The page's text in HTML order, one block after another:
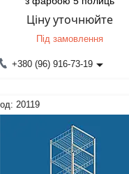
Ціну уточнюйте
Під замовлення
+380 (96) 916-73-19
20119